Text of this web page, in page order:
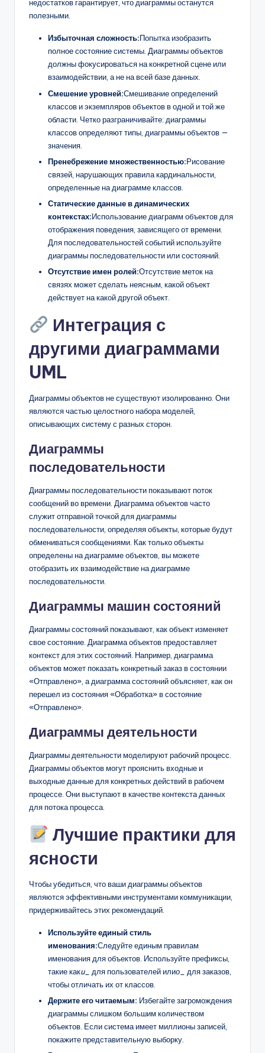
недостатков гарантирует, что диаграммы останутся
полезными.
Избыточная сложность:Попытка изобразить
полное состояние системы. Диаграммы объектов
должны фокусироваться на конкретной сцене или
взаимодействии, а не на всей базе данных.
Смешение уровней:Смешивание определений
классов и экземпляров объектов в одной и той же
области. Четко разграничивайте: диаграммы
классов определяют типы, диаграммы объектов —
значения.
Пренебрежение множественностью:Рисование
связей, нарушающих правила кардинальности,
определенные на диаграмме классов.
Статические данные в динамических
контекстах:Использование диаграмм объектов для
отображения поведения, зависящего от времени.
Для последовательностей событий используйте
диаграммы последовательности или состояний.
Отсутствие имен ролей:Отсутствие меток на
связях может сделать неясным, какой объект
действует на какой другой объект.
Интеграция с
другими диаграммами
UML
Диаграммы объектов не существуют изолированно. Они
являются частью целостного набора моделей,
описывающих систему с разных сторон.
Диаграммы
последовательности
Диаграммы последовательности показывают поток
сообщений во времени. Диаграмма объектов часто
служит отправной точкой для диаграммы
последовательности, определяя объекты, которые будут
обмениваться сообщениями. Как только объекты
определены на диаграмме объектов, вы можете
отобразить их взаимодействие на диаграмме
последовательности.
Диаграммы машин состояний
Диаграммы состояний показывают, как объект изменяет
свое состояние. Диаграмма объектов предоставляет
контекст для этих состояний. Например, диаграмма
объектов может показать конкретный заказ в состоянии
«Отправлено», а диаграмма состояний объясняет, как он
перешел из состояния «Обработка» в состояние
«Отправлено».
Диаграммы деятельности
Диаграммы деятельности моделируют рабочий процесс.
Диаграммы объектов могут прояснить входные и
выходные данные для конкретных действий в рабочем
процессе. Они выступают в качестве контекста данных
для потока процесса.
Лучшие практики для
ясности
Чтобы убедиться, что ваши диаграммы объектов
являются эффективными инструментами коммуникации,
придерживайтесь этих рекомендаций.
Используйте единый стиль
именования:Следуйте единым правилам
именования для объектов. Используйте префиксы,
такие какu_ для пользователей илио_
для заказов,
чтобы отличать их от классов.
Держите его читаемым: Избегайте загромождения
диаграммы слишком большим количеством
объектов. Если система имеет миллионы записей,
покажите представительную выборку.